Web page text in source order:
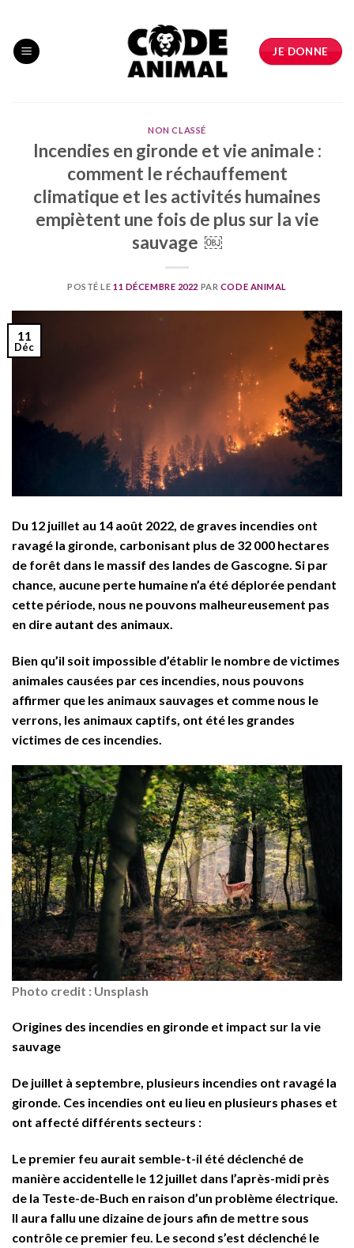
content
JE DONNE
NON CLASSÉ
Incendies en gironde et vie animale :
comment le réchauffement
climatique et les activités humaines
empiètent une fois de plus sur la vie
sauvage ￼
POSTÉ LE11 DÉCEMBRE 2022 PAR CODE ANIMAL
11
Déc
Du 12 juillet au 14 août 2022, de graves incendies ont
ravagé la gironde, carbonisant plus de 32 000 hectares
de forêt dans le massif des landes de Gascogne. Si par
chance, aucune perte humaine n’a été déplorée pendant
cette période, nous ne pouvons malheureusement pas
en dire autant des animaux.
Bien qu’il soit impossible d’établir le nombre de victimes
animales causées par ces incendies, nous pouvons
affirmer que les animaux sauvages et comme nous le
verrons, les animaux captifs, ont été les grandes
victimes de ces incendies.
Photo credit : Unsplash
Origines des incendies en gironde et impact sur la vie
sauvage
De juillet à septembre, plusieurs incendies ont ravagé la
gironde. Ces incendies ont eu lieu en plusieurs phases et
ont affecté différents secteurs :
Le premier feu aurait semble-t-il été déclenché de
manière accidentelle le 12 juillet dans l’après-midi près
de la Teste-de-Buch en raison d’un problème électrique.
Il aura fallu une dizaine de jours afin de mettre sous
contrôle ce premier feu. Le second s’est déclenché le